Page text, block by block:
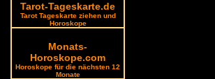
Tarot-Tageskarte.de
Tarot Tageskarte ziehen und
Horoskope
Monats-
Horoskope.com
Horoskope für die nächsten 12
Monate